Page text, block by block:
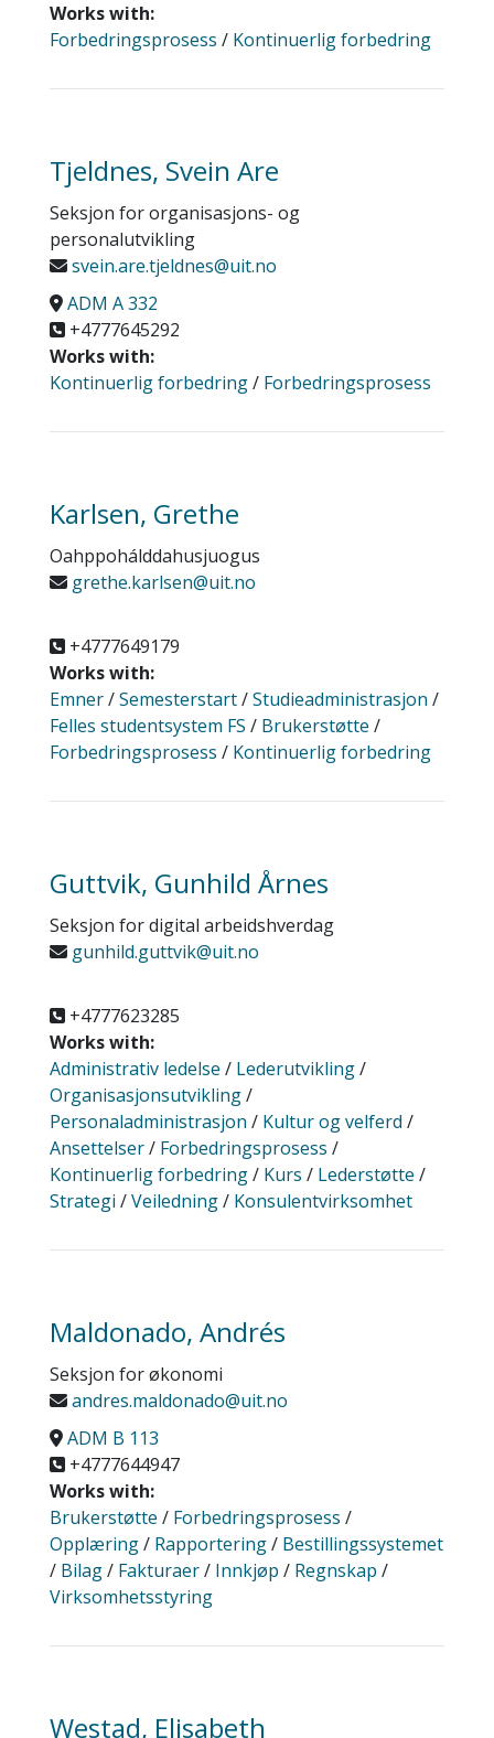
Works with:
Forbedringsprosess / Kontinuerlig forbedring
Tjeldnes, Svein Are
Seksjon for organisasjons- og
personalutvikling
svein.are.tjeldnes@uit.no
ADM A 332
+4777645292
Works with:
Kontinuerlig forbedring/ Forbedringsprosess
Karlsen, Grethe
Oahppohálddahusjuogus
grethe.karlsen@uit.no
+4777649179
Works with:
Emner/Semesterstart/Studieadministrasjon /
Felles studentsystem FS / Brukerstøtte /
Forbedringsprosess / Kontinuerlig forbedring
Guttvik, Gunhild Årnes
Seksjon for digital arbeidshverdag
gunhild.guttvik@uit.no
+4777623285
Works with:
Administrativ ledelse / Lederutvikling/
Organisasjonsutvikling/
Personaladministrasjon / Kultur og velferd /
Ansettelser/ Forbedringsprosess /
Kontinuerlig forbedring/ Kurs / Lederstøtte /
Strategi /Veiledning/ Konsulentvirksomhet
Maldonado, Andrés
Seksjon for økonomi
andres.maldonado@uit.no
ADM B 113
+4777644947
Works with:
Brukerstøtte / Forbedringsprosess /
Opplæring/ Rapportering/ Bestillingssystemet
/ Bilag/ Fakturaer/ Innkjøp / Regnskap /
Virksomhetsstyring
Westad, Elisabeth